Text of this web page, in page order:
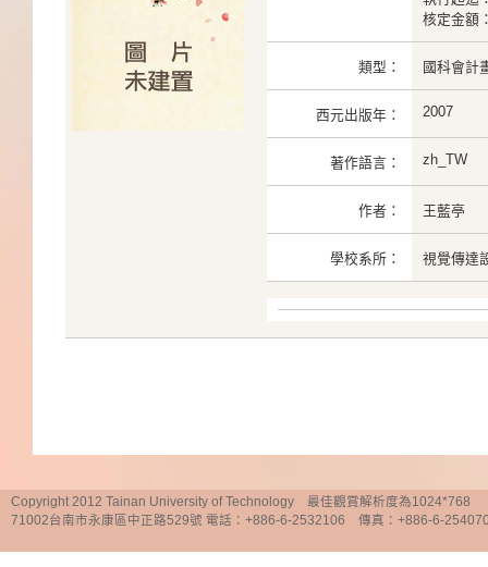
核定金額
類型： 國科會計
西元出版年： 2007
著作語言： zh_TW
作者： 王藍亭
學校系所： 視覺傳達
Copyright 2012 Tainan University of Technology 最佳觀賞解析度為1024*768
71002台南市永康區中正路529號 電話：+886-6-2532106 傳真：+886-6-